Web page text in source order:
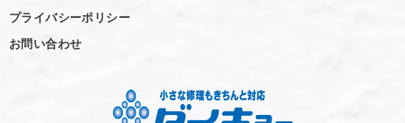
プライバシーポリシー
お問い合わせ